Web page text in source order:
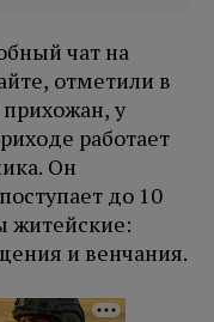
чат на
отметили в
у
работает
Он
до 10
житейские:
и венчания.